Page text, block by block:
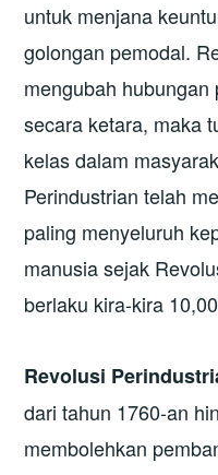
untuk menjana
golongan pemodal.
mengubah
secara ketara, maka
kelas dalam
Perindustrian telah
paling menyeluruh
manusia sejak
berlaku kira-kira
Revolusi
dari tahun 1760-an
membolehkan